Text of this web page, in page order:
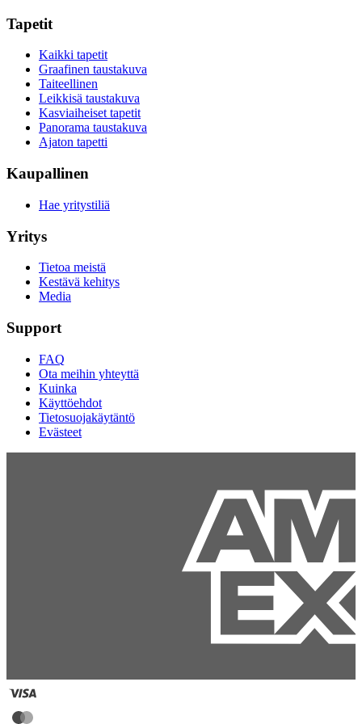
Tapetit
Kaikki tapetit
Graafinen taustakuva
Taiteellinen
Leikkisä taustakuva
Kasviaiheiset tapetit
Panorama taustakuva
Ajaton tapetti
Kaupallinen
Hae yritystiliä
Yritys
Tietoa meistä
Kestävä kehitys
Media
Support
FAQ
Ota meihin yhteyttä
Kuinka
Käyttöehdot
Tietosuojakäytäntö
Evästeet